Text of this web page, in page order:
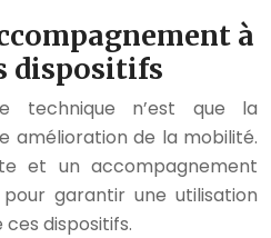
à
dispositifs
technique n’est que la
amélioration de la mobilité.
et un accompagnement
garantir une utilisation
dispositifs.